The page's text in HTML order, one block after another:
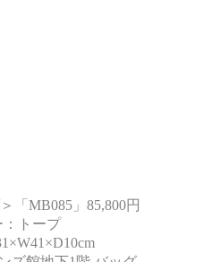
＞「MB085」85,800円
：トープ